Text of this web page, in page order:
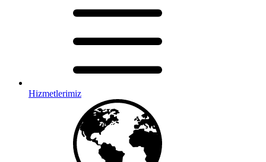
Hizmetlerimiz